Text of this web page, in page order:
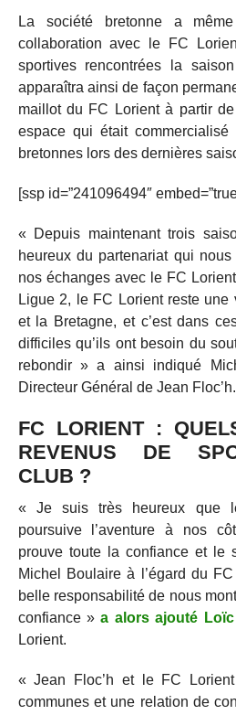
La société bretonne a
collaboration avec le FC
sportives rencontrées la
apparaîtra ainsi de façon
maillot du FC Lorient à partir
espace qui était
bretonnes lors des dernières
[ssp id=”241096494″
« Depuis maintenant trois
heureux du partenariat qui
nos échanges avec le FC
Ligue 2, le FC Lorient reste une
et la Bretagne, et c’est dans
difficiles qu’ils ont besoin du
rebondir » a ainsi indiqué
Directeur Général de Jean Floc’h.
FC LORIENT :
REVENUS DE
CLUB ?
« Je suis très heureux que
poursuive l’aventure à nos
prouve toute la confiance et le
Michel Boulaire à l’égard du
belle responsabilité de nous
confiance »a alors ajouté
Lorient.
« Jean Floc’h et le FC
communes et une relation de